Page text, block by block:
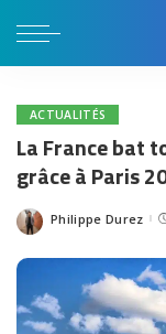
ACTUALITÉS
La France bat
grâce à Paris
Posted
Philippe Durez